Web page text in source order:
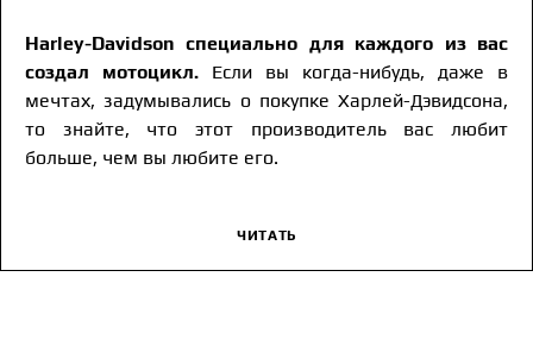
Harley-Davidson специально для каждого из вас
создал мотоцикл. Если вы когда-нибудь, даже в
мечтах, задумывались о покупке Харлей-Дэвидсона,
то знайте, что этот производитель вас любит
больше, чем вы любите его.
ЧИТАТЬ